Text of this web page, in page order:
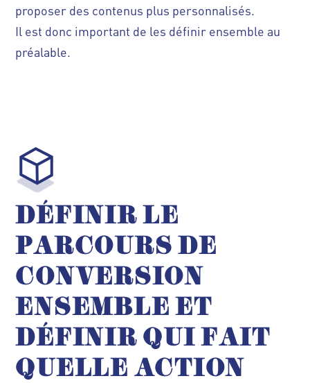
proposer des contenus plus personnalisés.
Il est donc important de les définir ensemble au
préalable.
DÉFINIR LE
PARCOURS DE
CONVERSION
ENSEMBLE ET
DÉFINIR QUI FAIT
QUELLE ACTION